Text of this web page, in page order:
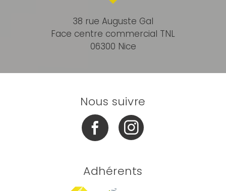
38 rue Auguste Gal
Face centre commercial TNL
06300 Nice
Nous suivre
Adhérents